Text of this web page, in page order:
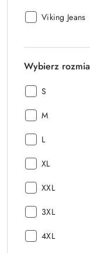
Producent:
Viking Jeans
Wybierz
Wybierz
S
Wybierz
M
Wybierz
L
Wybierz
XL
Wybierz
XXL
Wybierz
3XL
Wybierz
4XL